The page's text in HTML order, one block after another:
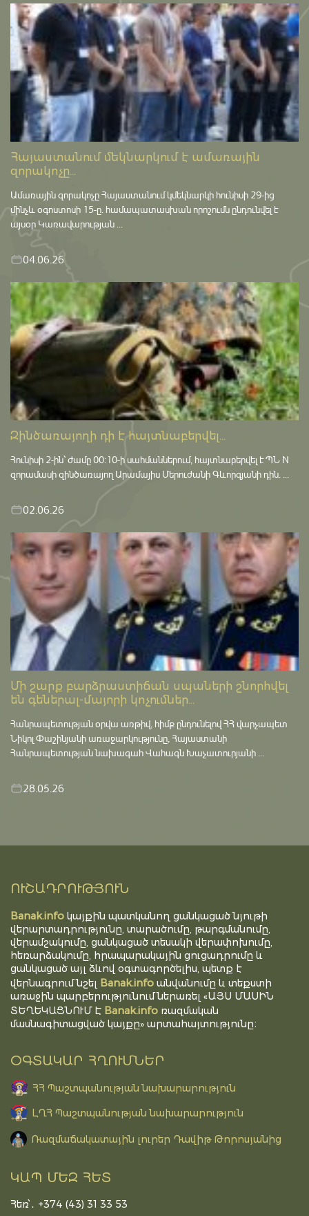
Հայաստանում մեկնարկում է ամառային
զորակոչը...
Ամառային զորակոչը Հայաստանում կմեկնարկի հունիսի 29-ից
մինչև օգոստոսի 15-ը․ համապատասխան որոշումն ընդունվել է
այսօր Կառավարության ...
04.06.26
Զինծառայողի դի է հայտնաբերվել...
Հունիսի 2-ին՝ ժամը 00:10-ի սահմաններում, հայտնաբերվել է ՊՆ N
զորամասի զինծառայող Արամայիս Մերուժանի Գևորգյանի դին. ...
02.06.26
Մի շարք բարձրաստիճան սպաների շնորհվել
են գեներալ-մայորի կոչումներ...
Հանրապետության օրվա առթիվ, հիմք ընդունելով ՀՀ վարչապետ
Նիկոլ Փաշինյանի առաջարկությունը, Հայաստանի
Հանրապետության նախագահ Վահագն Խաչատուրյանի ...
28.05.26
ՈՒՇԱԴՐՈՒԹՅՈՒՆ
Banak.info կայքին պատկանող ցանկացած նյութի
վերարտադրությունը, տարածումը, թարգմանումը,
վերամշակումը, ցանկացած տեսակի վերափոխումը,
հեռարձակումը, հրապարակային ցուցադրումը և
ցանկացած այլ ձևով օգտագործելիս, պետք է
վերնագրում նշել Banak.info անվանումը և տեքստի
առաջին պարբերությունում ներառել «ԱՅՍ ՄԱՍԻՆ
ՏԵՂԵԿԱՑՆՈՒՄ Է Banak.info ռազմական
մասնագիտացված կայքը» արտահայտությունը։
ՕԳՏԱԿԱՐ ՀՂՈՒՄՆԵՐ
ՀՀ Պաշտպանության նախարարություն
ԼՂՀ Պաշտպանության նախարարություն
Ռազմաճակատային լուրեր Դավիթ Թորոսյանից
ԿԱՊ ՄԵԶ ՀԵՏ
Հեռ՝․ +374 (43) 31 33 53